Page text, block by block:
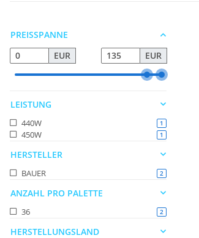
PREISSPANNE
EUR
EUR
LEISTUNG
440W 1 Artikel
450W 1 Artikel
HERSTELLER
BAUER 2 Artikel
ANZAHL PRO PALETTE
36 2 Artikel
HERSTELLUNGSLAND